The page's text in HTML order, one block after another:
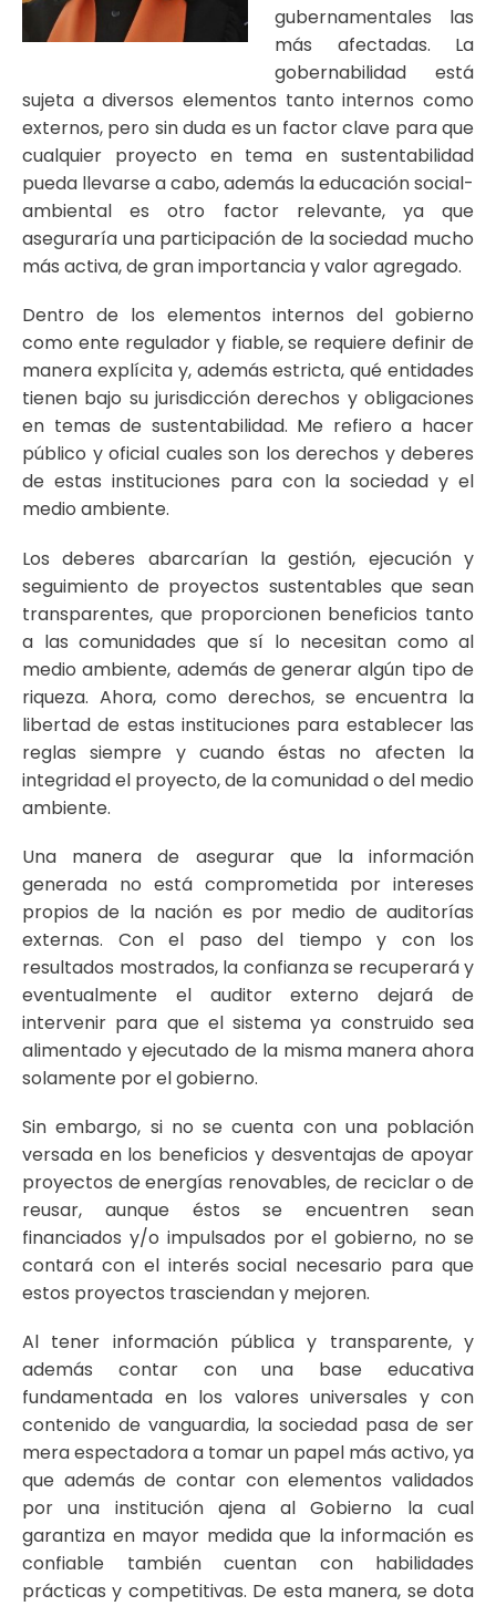
gubernamentales las
más afectadas. La
gobernabilidad está
sujeta a diversos elementos tanto internos como
externos, pero sin duda es un factor clave para que
cualquier proyecto en tema en sustentabilidad
pueda llevarse a cabo, además la educación social-
ambiental es otro factor relevante, ya que
aseguraría una participación de la sociedad mucho
más activa, de gran importancia y valor agregado.
Dentro de los elementos internos del gobierno
como ente regulador y fiable, se requiere definir de
manera explícita y, además estricta, qué entidades
tienen bajo su jurisdicción derechos y obligaciones
en temas de sustentabilidad. Me refiero a hacer
público y oficial cuales son los derechos y deberes
de estas instituciones para con la sociedad y el
medio ambiente.
Los deberes abarcarían la gestión, ejecución y
seguimiento de proyectos sustentables que sean
transparentes, que proporcionen beneficios tanto
a las comunidades que sí lo necesitan como al
medio ambiente, además de generar algún tipo de
riqueza. Ahora, como derechos, se encuentra la
libertad de estas instituciones para establecer las
reglas siempre y cuando éstas no afecten la
integridad el proyecto, de la comunidad o del medio
ambiente.
Una manera de asegurar que la información
generada no está comprometida por intereses
propios de la nación es por medio de auditorías
externas. Con el paso del tiempo y con los
resultados mostrados, la confianza se recuperará y
eventualmente el auditor externo dejará de
intervenir para que el sistema ya construido sea
alimentado y ejecutado de la misma manera ahora
solamente por el gobierno.
Sin embargo, si no se cuenta con una población
versada en los beneficios y desventajas de apoyar
proyectos de energías renovables, de reciclar o de
reusar, aunque éstos se encuentren sean
financiados y/o impulsados por el gobierno, no se
contará con el interés social necesario para que
estos proyectos trasciendan y mejoren.
Al tener información pública y transparente, y
además contar con una base educativa
fundamentada en los valores universales y con
contenido de vanguardia, la sociedad pasa de ser
mera espectadora a tomar un papel más activo, ya
que además de contar con elementos validados
por una institución ajena al Gobierno la cual
garantiza en mayor medida que la información es
confiable también cuentan con habilidades
prácticas y competitivas. De esta manera, se dota